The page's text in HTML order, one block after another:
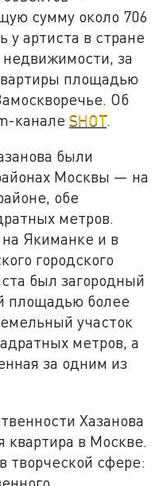
сумму около 706
у артиста в стране
недвижимости, за
площадью
Об
каналеSHOT.
были
Москвы — на
обе
метров.
Якиманке и в
городского
был загородный
площадью более
участок
метров, а
за одним из
Хазанова
квартира в Москве.
творческой сфере: